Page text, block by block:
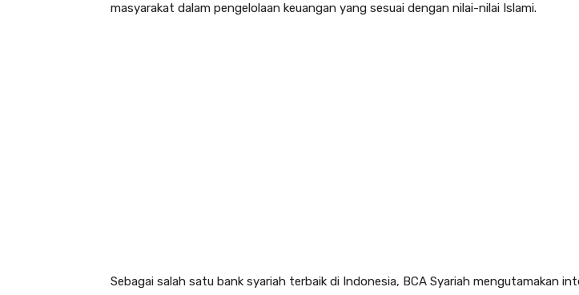
masyarakat dalam pengelolaan keuangan yang sesuai dengan nilai-nilai Islami.
Sebagai salah satu bank syariah terbaik di Indonesia, BCA Syariah mengutamakan